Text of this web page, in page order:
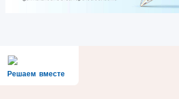
Решаем вместе